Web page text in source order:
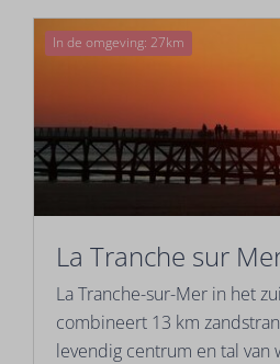
In de omgeving: 27km
La Tranche sur
La Tranche-sur-Mer in het
combineert 13 km
levendig centrum en tal van